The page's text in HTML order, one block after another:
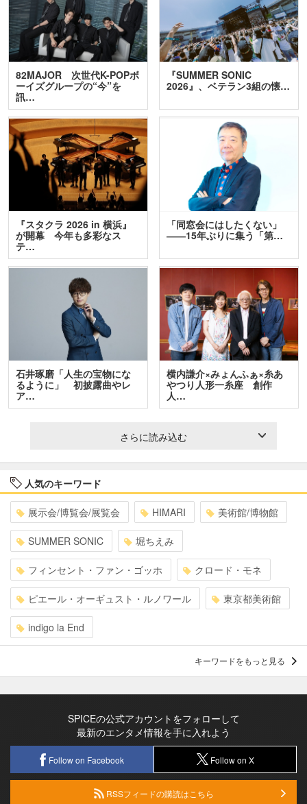
82MAJOR 次世代K-POPボ
ーイズグループの“今”を
訊…
『SUMMER SONIC
2026』、ベテラン3組の懐…
『スタクラ 2026 in 横浜』
が開幕 今年も多彩なス
テ…
「同窓会にはしたくない」
――15年ぶりに集う「第…
石井琢磨「人生の宝物にな
るように」 初披露曲やレ
ア…
横内謙介×みょんふぁ×糸あ
やつり人形一糸座 創作
人…
さらに読み込む
人気のキーワード
展示会/博覧会/展覧会 HIMARI 美術館/博物館
SUMMER SONIC 堀ちえみ
フィンセント・ファン・ゴッホ クロード・モネ
ピエール・オーギュスト・ルノワール 東京都美術館
indigo la End
キーワードをもっと見る
SPICEの公式アカウントをフォローして
最新のエンタメ情報を手に入れよう
Follow on Facebook Follow on X
RSSフィードの購読はこちら